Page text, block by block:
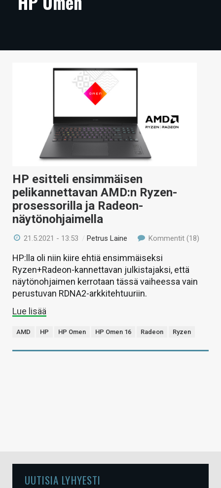
ARTIKKELIT
TECHBBS
VAIHDA TEEMA
HAKU
HP esitteli ensimmäisen
pelikannettavan AMD:n Ryzen-
prosessorilla ja Radeon-
näytönohjaimella
21.5.2021 - 13:53 /Petrus Laine Kommentit (18)
HP:lla oli niin kiire ehtiä ensimmäiseksi
Ryzen+Radeon-kannettavan julkistajaksi, että
näytönohjaimen kerrotaan tässä vaiheessa vain
perustuvan RDNA2-arkkitehtuuriin.
Lue lisää
AMD HP HP Omen HP Omen 16 Radeon Ryzen
UUTISIA LYHYESTI